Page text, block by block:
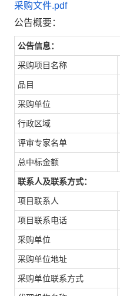
采购文件.pdf
公告概要：
公告信息：
采购项目名称
品目
采购单位
行政区域
评审专家名单
总中标金额
联系人及联系方式：
项目联系人
项目联系电话
采购单位
采购单位地址
采购单位联系方式